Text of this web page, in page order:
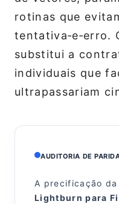
rotinas que
tentativa‑e‑erro.
substitui a
individuais que
ultrapassariam
AUDITORIA DE
A precificação da
Lightburn para